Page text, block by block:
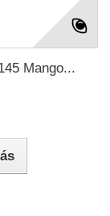
Mango...